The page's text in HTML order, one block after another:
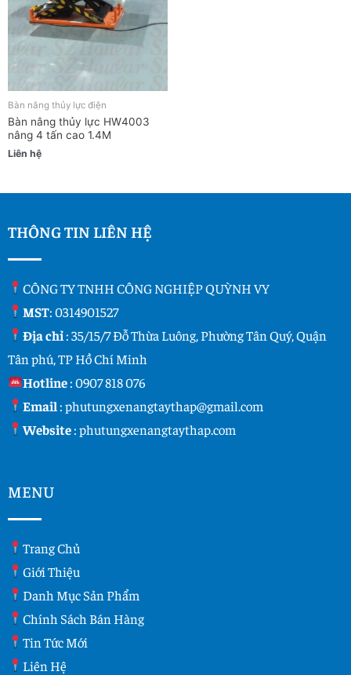
Bàn nâng thủy lực điện
Bàn nâng thủy lực HW4003
nâng 4 tấn cao 1.4M
Liên hệ
THÔNG TIN LIÊN HỆ
CÔNG TY TNHH CÔNG NGHIỆP QUỲNH VY
MST: 0314901527
Địa chỉ: 35/15/7 Đỗ Thừa Luông, Phường Tân Quý, Quận
Tân phú, TP Hồ Chí Minh
Hotline:0907 818 076
Email :phutungxenangtaythap@gmail.com
Website:phutungxenangtaythap.com
MENU
Trang Chủ
Giới Thiệu
Danh Mục Sản Phẩm
Chính Sách Bán Hàng
Tin Tức Mới
Liên Hệ